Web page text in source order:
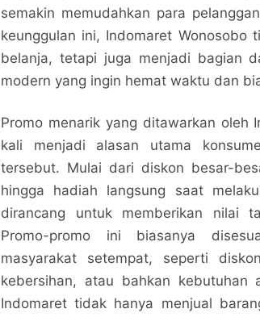
Nalarrakyat.com -
semakin memudahkan para
keunggulan ini, Indomaret Wonosobo
belanja, tetapi juga menjadi bagian
modern yang ingin hemat waktu dan
Promo menarik yang ditawarkan oleh
kali menjadi alasan utama
tersebut. Mulai dari diskon besar-
hingga hadiah langsung saat
dirancang untuk memberikan nilai
Promo-promo ini biasanya
masyarakat setempat, seperti
kebersihan, atau bahkan kebutuhan
Indomaret tidak hanya menjual
Nalarrakyat.com -